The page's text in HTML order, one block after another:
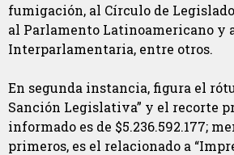
fumigación, al Círculo de
al Parlamento Latinoamericano y
Interparlamentaria, entre otros.
En segunda instancia, figura el
Sanción Legislativa” y el recorte
informado es de $5.236.592.177;
primeros, es el relacionado a